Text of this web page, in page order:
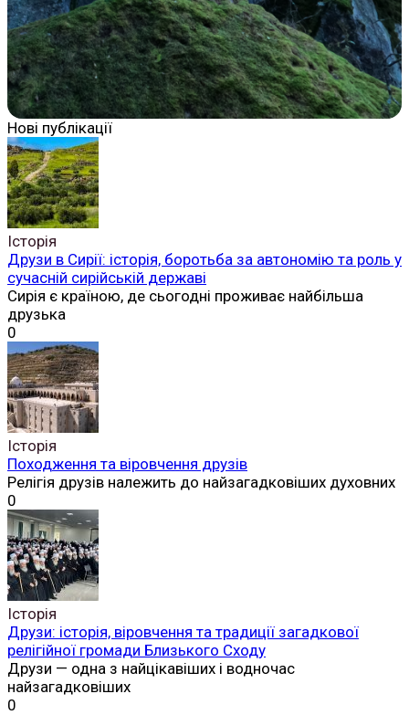
Нові публікації
Історія
Друзи в Сирії: історія, боротьба за автономію та роль у
сучасній сирійській державі
Сирія є країною, де сьогодні проживає найбільша
друзька
0
Історія
Походження та віровчення друзів
Релігія друзів належить до найзагадковіших духовних
0
Історія
Друзи: історія, віровчення та традиції загадкової
релігійної громади Близького Сходу
Друзи — одна з найцікавіших і водночас
найзагадковіших
0